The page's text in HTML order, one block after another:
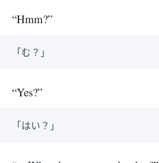
“Hmm?”
「む？」
“Yes?”
「はい？」